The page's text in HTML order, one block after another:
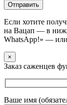
Если хотите
на Вацап — в
WhatsApp!» —
×
Заказ саженцев
Ваше имя